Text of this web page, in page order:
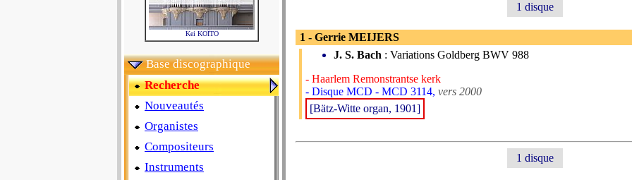
Kei KOÏTO
Base discographique
Recherche
Nouveautés
Organistes
Compositeurs
Instruments
1 disque
1 - Gerrie MEIJERS
J. S. Bach : Variations Goldberg BWV 988
- Haarlem Remonstrantse kerk
- Disque MCD - MCD 3114, vers 2000
[Bätz-Witte organ, 1901]
1 disque